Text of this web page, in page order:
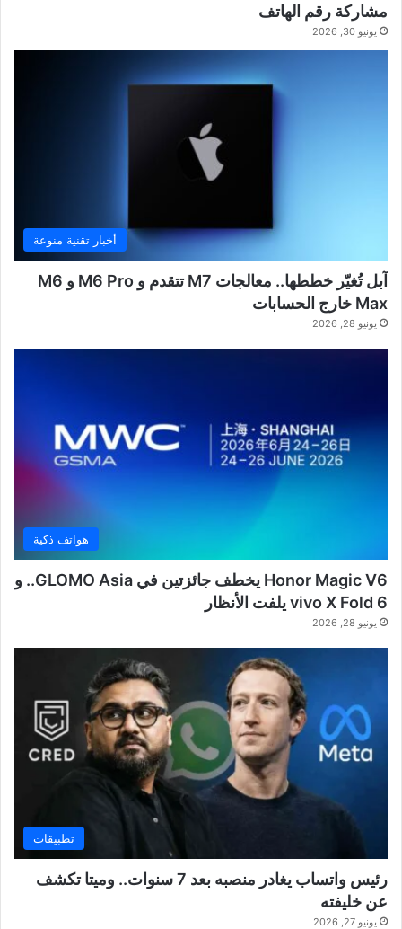
مشاركة رقم الهاتف
يونيو 30, 2026
أخبار تقنية منوعة
آبل تُغيّر خططها.. معالجات M7 تتقدم و M6 Pro و M6
Max خارج الحسابات
يونيو 28, 2026
هواتف ذكية
Honor Magic V6 يخطف جائزتين في GLOMO Asia.. و
vivo X Fold 6 يلفت الأنظار
يونيو 28, 2026
تطبيقات
رئيس واتساب يغادر منصبه بعد 7 سنوات.. وميتا تكشف
عن خليفته
يونيو 27, 2026